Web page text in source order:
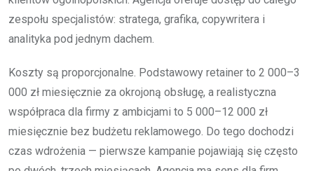
zespołu specjalistów: stratega, grafika, copywritera i
analityka pod jednym dachem.
Koszty są proporcjonalne. Podstawowy retainer to 2 000–3
000 zł miesięcznie za okrojoną obsługę, a realistyczna
współpraca dla firmy z ambicjami to 5 000–12 000 zł
miesięcznie bez budżetu reklamowego. Do tego dochodzi
czas wdrożenia — pierwsze kampanie pojawiają się często